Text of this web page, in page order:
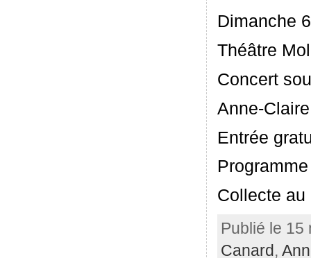
Dimanche
Théâtre
Concert
Anne-
Entrée
Collecte
Publié le
Canard ,